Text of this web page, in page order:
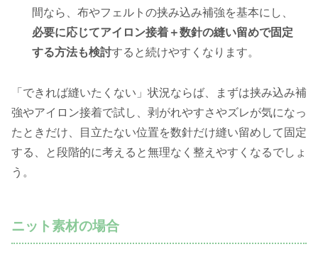
間なら、布やフェルトの挟み込み補強を基本にし、
必要に応じてアイロン接着＋数針の縫い留めで固定
する方法も検討すると続けやすくなります。
「できれば縫いたくない」状況ならば、まずは挟み込み補
強やアイロン接着で試し、剥がれやすさやズレが気になっ
たときだけ、目立たない位置を数針だけ縫い留めして固定
する、と段階的に考えると無理なく整えやすくなるでしょ
う。
ニット素材の場合